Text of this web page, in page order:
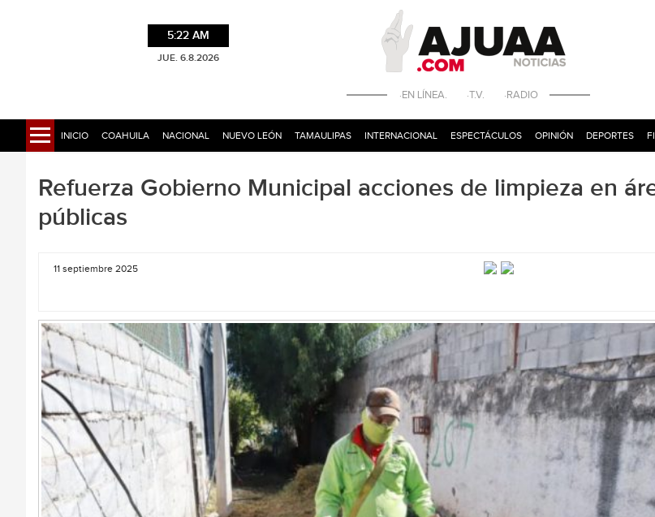
5:22 AM
JUE. 6.8.2026
·EN LÍNEA. ·T.V. ·RADIO
INICIO COAHUILA NACIONAL NUEVO LEÓN TAMAULIPAS INTERNACIONAL ESPECTÁCULOS OPINIÓN DEPORTES
Refuerza Gobierno Municipal acciones de limpieza en
públicas
11 septiembre 2025